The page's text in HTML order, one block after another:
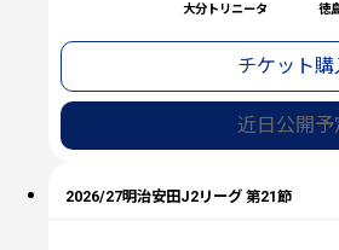
大分トリニータ 徳
チケット購
近日公開予
2026/27明治安田J2リーグ 第21節